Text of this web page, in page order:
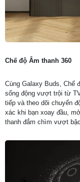
Chế độ Âm thanh 360
Cùng Galaxy Buds, Chế
sống động vượt trội từ
tiếp và theo dõi chuyển
xác khi bạn xoay đầu,
thanh đắm chìm vượt bậc.